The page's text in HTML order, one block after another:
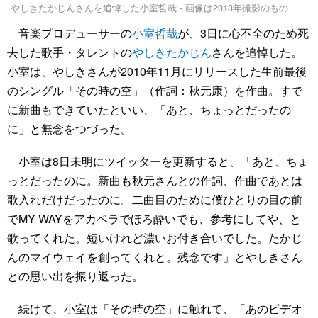
やしきたかじんさんを追悼した小室哲哉 - 画像は2013年撮影のもの
音楽プロデューサーの小室哲哉が、3日に心不全のため死
去した歌手・タレントのやしきたかじんさんを追悼した。
小室は、やしきさんが2010年11月にリリースした生前最後
のシングル「その時の空」（作詞：秋元康）を作曲。すで
に新曲もできていたといい、「あと、ちょっとだったの
に」と無念をつづった。
小室は8日未明にツイッターを更新すると、「あと、ちょ
っとだったのに。新曲も秋元さんとの作詞、作曲であとは
歌入れだけだったのに。二曲目のために僕ひとりの目の前
でMY WAYをアカペラでほろ酔いでも、参考にしてや、と
歌ってくれた。短いけれど濃いお付き合いでした。たかじ
んのマイウェイを創ってくれと。残念です」とやしきさん
との思い出を振り返った。
続けて、小室は「その時の空」に触れて、「あのビデオ